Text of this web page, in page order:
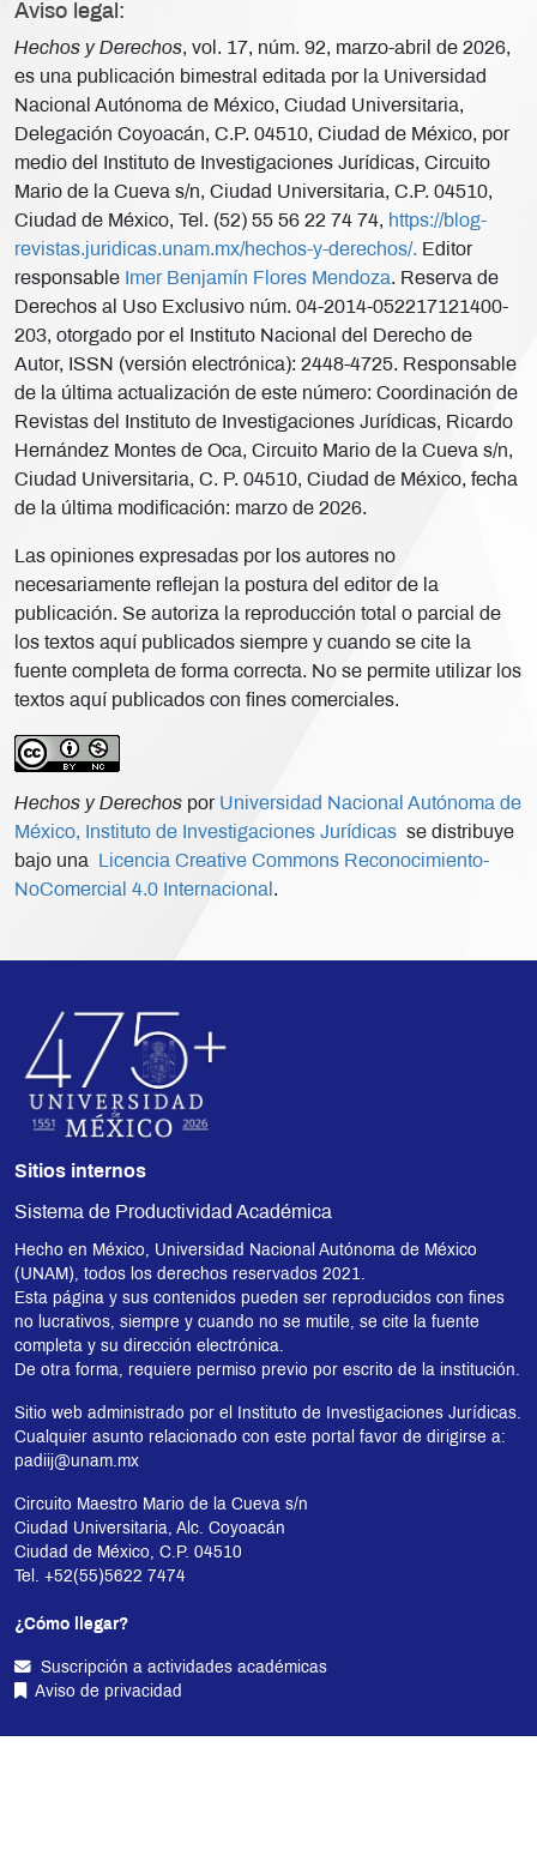
Aviso legal:
Hechos y Derechos, vol. 17, núm. 92, marzo-abril de 2026,
es una publicación bimestral editada por la Universidad
Nacional Autónoma de México, Ciudad Universitaria,
Delegación Coyoacán, C.P. 04510, Ciudad de México, por
medio del Instituto de Investigaciones Jurídicas, Circuito
Mario de la Cueva s/n, Ciudad Universitaria, C.P. 04510,
Ciudad de México, Tel. (52) 55 56 22 74 74, https://blog-
revistas.juridicas.unam.mx/hechos-y-derechos/. Editor
responsable Imer Benjamín Flores Mendoza. Reserva de
Derechos al Uso Exclusivo núm. 04-2014-052217121400-
203, otorgado por el Instituto Nacional del Derecho de
Autor, ISSN (versión electrónica): 2448-4725. Responsable
de la última actualización de este número: Coordinación de
Revistas del Instituto de Investigaciones Jurídicas, Ricardo
Hernández Montes de Oca, Circuito Mario de la Cueva s/n,
Ciudad Universitaria, C. P. 04510, Ciudad de México, fecha
de la última modificación: marzo de 2026.
Las opiniones expresadas por los autores no
necesariamente reflejan la postura del editor de la
publicación. Se autoriza la reproducción total o parcial de
los textos aquí publicados siempre y cuando se cite la
fuente completa de forma correcta. No se permite utilizar los
textos aquí publicados con fines comerciales.
Hechos y Derechos por Universidad Nacional Autónoma de
México, Instituto de Investigaciones Jurídicas se distribuye
bajo una
Licencia Creative Commons Reconocimiento-
NoComercial 4.0 Internacional .
Sitios internos
Sistema de Productividad Académica
Hecho en México, Universidad Nacional Autónoma de México
(UNAM), todos los derechos reservados 2021.
Esta página y sus contenidos pueden ser reproducidos con fines
no lucrativos, siempre y cuando no se mutile, se cite la fuente
completa y su dirección electrónica.
De otra forma, requiere permiso previo por escrito de la institución.
Sitio web administrado por el Instituto de Investigaciones Jurídicas.
Cualquier asunto relacionado con este portal favor de dirigirse a:
padiij@unam.mx
Circuito Maestro Mario de la Cueva s/n
Ciudad Universitaria, Alc. Coyoacán
Ciudad de México, C.P. 04510
Tel. +52(55)5622 7474
¿Cómo llegar?
Suscripción a actividades académicas
Aviso de privacidad